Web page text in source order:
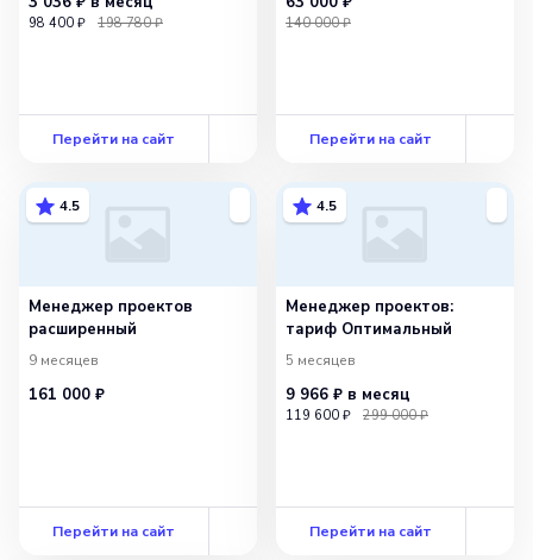
98 400 ₽ 198 780 ₽
Перейти на сайт
140 000 ₽
Перейти на сайт
4.5
Менеджер проектов
расширенный
9 месяцев
161 000 ₽
Перейти на сайт
4.5
Менеджер проектов:
тариф Оптимальный
5 месяцев
9 966 ₽ в месяц
119 600 ₽ 299 000 ₽
Перейти на сайт